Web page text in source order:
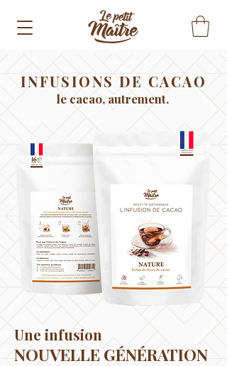
INFUSIONS DE CACAO
le cacao, autrement.
Une infusion
NOUVELLE GÉNÉRATION